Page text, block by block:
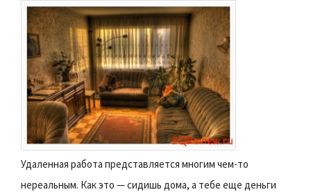
Удаленная работа представляется многим чем-то
нереальным. Как это — сидишь дома, а тебе еще деньги